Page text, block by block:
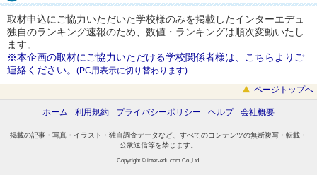
取材申込にご協力いただいた学校様のみを掲載したインターエデュ
独自のランキング速報のため、数値・ランキングは順次変動いたし
ます。
※本企画の取材にご協力いただける学校関係者様は、こちらよりご
連絡ください。 (PC用表示に切り替わります)
ページトップへ
ホーム 利用規約 プライバシーポリシー ヘルプ 会社概要
掲載の記事・写真・イラスト・独自調査データなど、すべてのコンテンツの無断複写・転載・
公衆送信等を禁じます。
Copyright © inter-edu.com Co.,Ltd.